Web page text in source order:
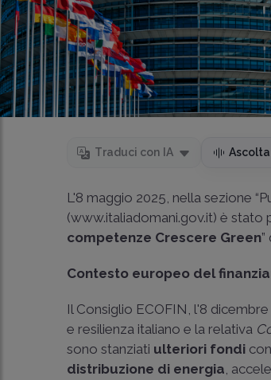
Traduci con IA
L'8 maggio 2025, nella sezione
(www.italiadomani.gov.it) è stato
competenze Crescere Green
Contesto europeo del
Il Consiglio ECOFIN, l'8
e resilienza italiano e la relativa
sono stanziati ulteriori fondi
distribuzione di energia,